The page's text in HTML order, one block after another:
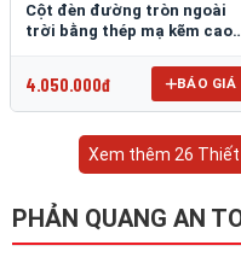
Cột đèn đường tròn ngoài
trời bằng thép mạ kẽm cao
4.050.000đ BÁO GIÁ
Xem thêm 26
PHẢN QUANG AN